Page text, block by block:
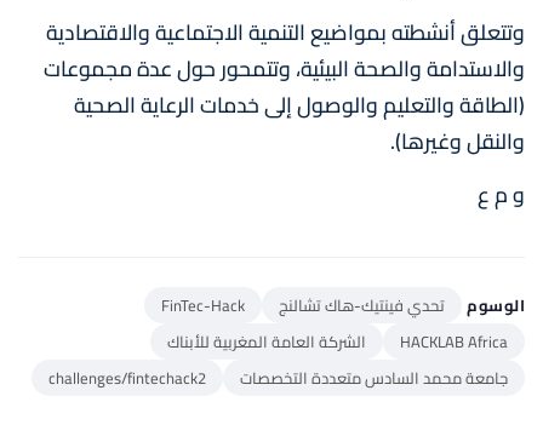
وتتعلق أنشطته بمواضيع التنمية الاجتماعية والاقتصادية
والاستدامة والصحة البيئية، وتتمحور حول عدة مجموعات
(الطاقة والتعليم والوصول إلى خدمات الرعاية الصحية
والنقل وغيرها).
و م ع
الوسوم تحدي فينتيك-هاك تشالنج
FinTec-Hack
HACKLAB Africa
الشركة العامة المغربية للأبناك
جامعة محمد السادس متعددة التخصصات
challenges/fintechack2